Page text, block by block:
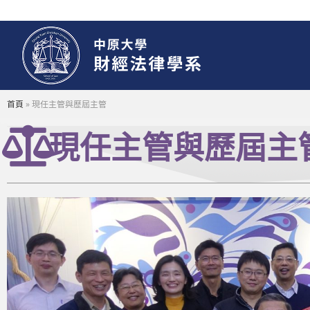
首頁 »現任主管與歷屆主管
現任主管與歷屆主